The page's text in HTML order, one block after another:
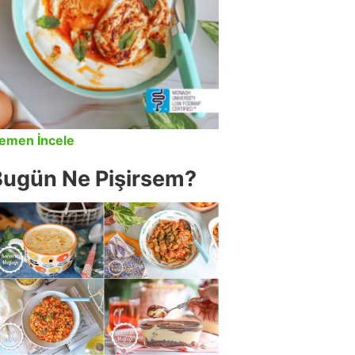
İncele
Ne Pişirsem?